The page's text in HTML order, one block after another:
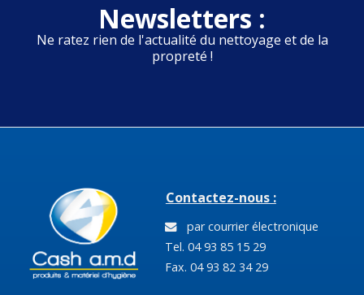
Newsletters :
Ne ratez rien de l'actualité du nettoyage et de la
propreté !
Contactez-nous :
par courrier électronique
Tel. 04 93 85 15 29
Fax. 04 93 82 34 29